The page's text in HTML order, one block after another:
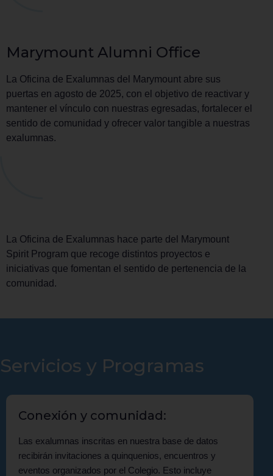
Marymount Alumni Office
La Oficina de Exalumnas del Marymount abre sus
puertas en agosto de 2025, con el objetivo de reactivar y
mantener el vínculo con nuestras egresadas, fortalecer el
sentido de comunidad y ofrecer valor tangible a nuestras
exalumnas.
La Oficina de Exalumnas hace parte del Marymount
Spirit Program que recoge distintos proyectos e
iniciativas que fomentan el sentido de pertenencia de la
comunidad.
Servicios y Programas
Conexión y comunidad:
Las exalumnas inscritas en nuestra base de datos
recibirán invitaciones a quinquenios, encuentros y
eventos organizados por el Colegio. Esto incluye